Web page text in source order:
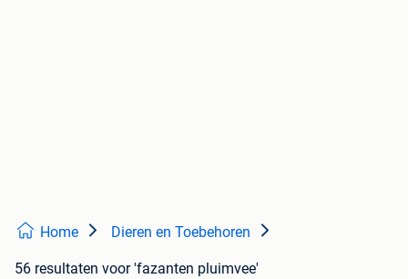
Home Dieren en Toebehoren
56 resultaten voor 'fazanten pluimvee'